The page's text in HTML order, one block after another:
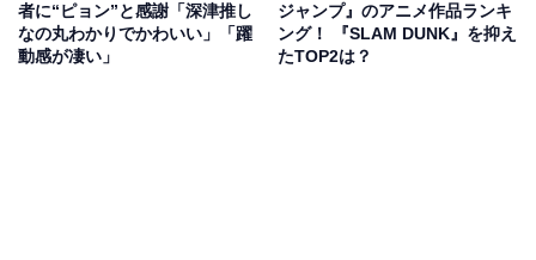
者に“ピョン”と感謝「深津推し
なの丸わかりでかわいい」「躍
動感が凄い」
ジャンプ』のアニメ作品ランキ
ング！ 『SLAM DUNK』を抑え
たTOP2は？